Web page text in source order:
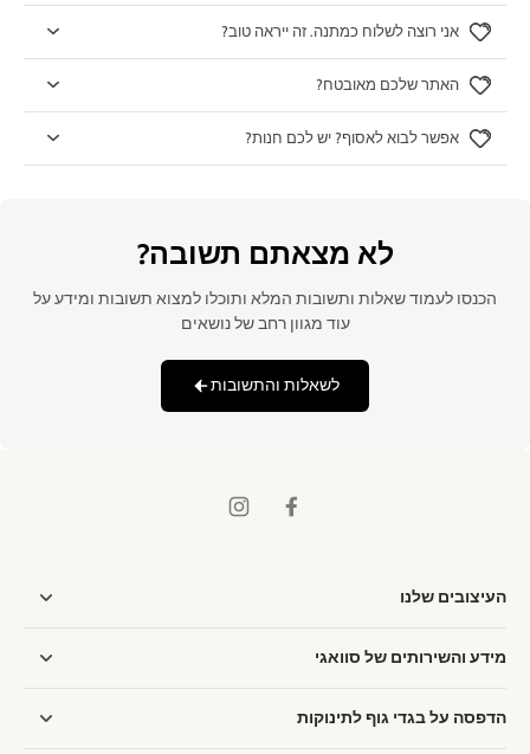
אני רוצה לשלוח כמתנה. זה ייראה טוב?
האתר שלכם מאובטח?
אפשר לבוא לאסוף? יש לכם חנות?
לא מצאתם תשובה?
הכנסו לעמוד שאלות ותשובות המלא ותוכלו למצוא תשובות ומידע על
עוד מגוון רחב של נושאים
לשאלות והתשובות
העיצובים שלנו
מידע והשירותים של סוואגי
הדפסה על בגדי גוף לתינוקות